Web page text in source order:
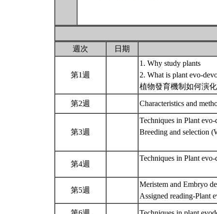
週次 日期
第1週
1. Why study plants
2. What is plant evo-
植物發育機制如何演
第2週 Characteristics and
第3週
Techniques in Plant
Breeding and selection
第4週
Techniques in Plant
第5週
Meristem and Embryo
Assigned reading-Plant